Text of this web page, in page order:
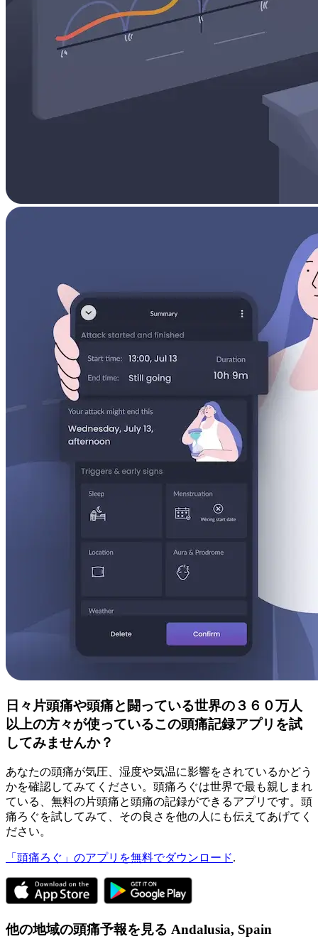
日々片頭痛や頭痛と闘っている世界の３６０万人
以上の方々が使っているこの頭痛記録アプリを試
してみませんか？
あなたの頭痛が気圧、湿度や気温に影響をされているかどう
かを確認してみてください。頭痛ろぐは世界で最も親しまれ
ている、無料の片頭痛と頭痛の記録ができるアプリです。頭
痛ろぐを試してみて、その良さを他の人にも伝えてあげてく
ださい。
「頭痛ろぐ」のアプリを無料でダウンロード.
他の地域の頭痛予報を見る Andalusia, Spain